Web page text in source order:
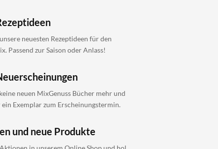
neuesten Rezeptideen für den
Passend zur Saison oder Anlass!
neuen MixGenuss Bücher mehr und
Exemplar zum Erscheinungstermin.
und neue Produkte